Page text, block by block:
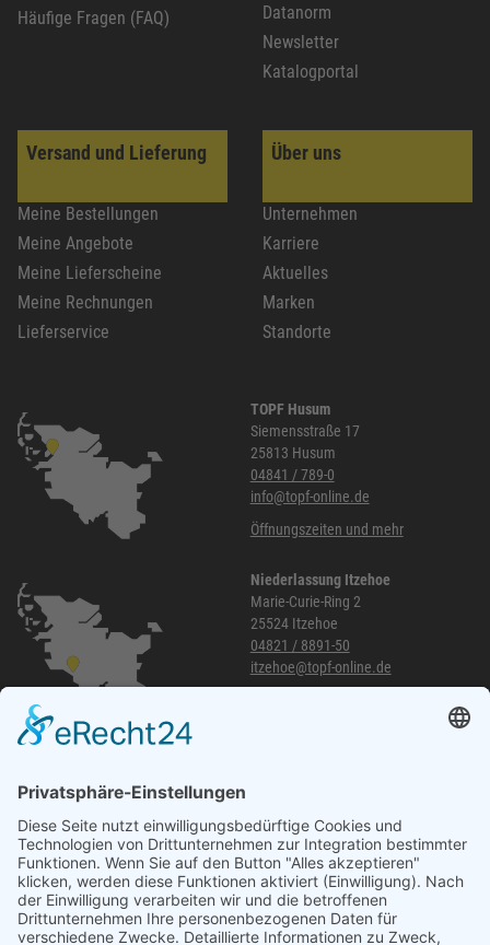
Häufige Fragen (FAQ)
Datanorm
Newsletter
Katalogportal
Versand und Lieferung
Meine Bestellungen
Meine Angebote
Meine Lieferscheine
Meine Rechnungen
Lieferservice
Über uns
Unternehmen
Karriere
Aktuelles
Marken
Standorte
TOPF Husum
Siemensstraße 17
25813 Husum
04841 / 789-0
info@topf-online.de
Öffnungszeiten und mehr
Niederlassung Itzehoe
Marie-Curie-Ring 2
25524 Itzehoe
04821 / 8891-50
itzehoe@topf-online.de
040 / 21 04 04 04-04
glinde@topf-online.de
Öffnungszeiten und mehr